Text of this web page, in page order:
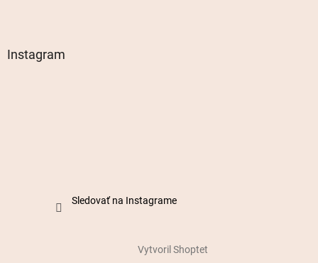
Instagram
Sledovať na Instagrame
Vytvoril Shoptet